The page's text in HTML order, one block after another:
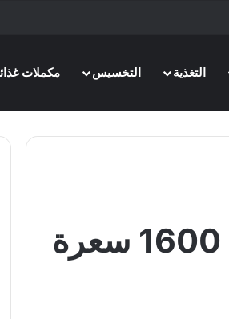
التغذية التخسيس مكملات
برنامج غذائي لتنشيف الجسم 1600 سعرة